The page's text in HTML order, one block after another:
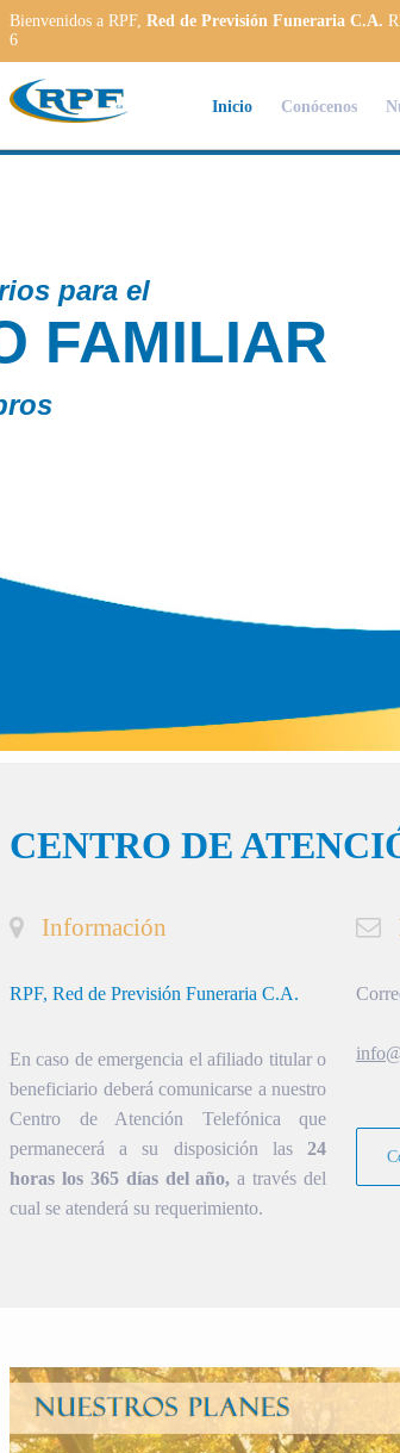
Bienvenidos a RPF, Red de Previsión Funeraria C.A.
6
Inicio Conócenos
el
CENTRO DE
Información
RPF, Red de Previsión Funeraria C.A.
En caso de emergencia el afiliado titular o
beneficiario deberá comunicarse a nuestro
Centro de Atención Telefónica que
permanecerá a su disposición las 24
horas los 365 días del año, a través del
cual se atenderá su requerimiento.